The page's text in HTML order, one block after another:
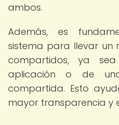
ambos.
Además, es
sistema para llevar un
compartidos, ya
aplicación o de
compartida. Esto
mayor transparencia y